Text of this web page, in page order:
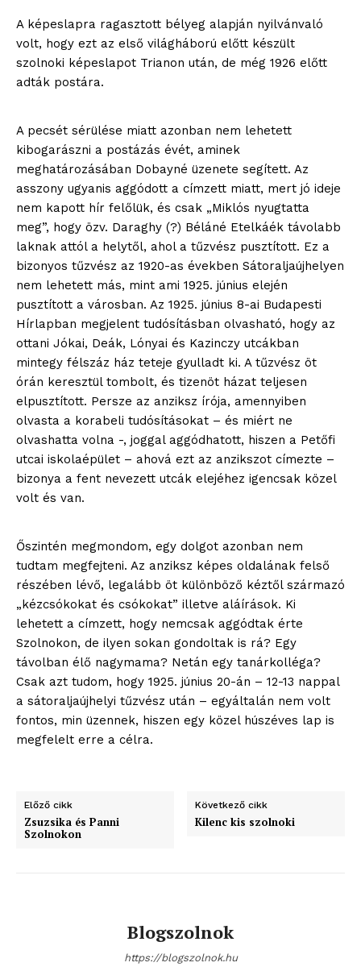
A képeslapra ragasztott bélyeg alapján nyilvánvaló
volt, hogy ezt az első világháború előtt készült
szolnoki képeslapot Trianon után, de még 1926 előtt
adták postára.
A pecsét sérülése miatt azonban nem lehetett
kibogarászni a postázás évét, aminek
meghatározásában Dobayné üzenete segített. Az
asszony ugyanis aggódott a címzett miatt, mert jó ideje
nem kapott hír felőlük, és csak „Miklós nyugtatta
meg”, hogy özv. Daraghy (?) Béláné Etelkáék távolabb
laknak attól a helytől, ahol a tűzvész pusztított. Ez a
bizonyos tűzvész az 1920-as években Sátoraljaújhelyen
nem lehetett más, mint ami 1925. június elején
pusztított a városban. Az 1925. június 8-ai Budapesti
Hírlapban megjelent tudósításban olvasható, hogy az
ottani Jókai, Deák, Lónyai és Kazinczy utcákban
mintegy félszáz ház teteje gyulladt ki. A tűzvész öt
órán keresztül tombolt, és tizenöt házat teljesen
elpusztított. Persze az anziksz írója, amennyiben
olvasta a korabeli tudósításokat – és miért ne
olvashatta volna -, joggal aggódhatott, hiszen a Petőfi
utcai iskolaépület – ahová ezt az anzikszot címezte –
bizonya a fent nevezett utcák elejéhez igencsak közel
volt és van.
Őszintén megmondom, egy dolgot azonban nem
tudtam megfejteni. Az anziksz képes oldalának felső
részében lévő, legalább öt különböző kéztől származó
„kézcsókokat és csókokat” illetve aláírások. Ki
lehetett a címzett, hogy nemcsak aggódtak érte
Szolnokon, de ilyen sokan gondoltak is rá? Egy
távolban élő nagymama? Netán egy tanárkolléga?
Csak azt tudom, hogy 1925. június 20-án – 12-13 nappal
a sátoraljaújhelyi tűzvész után – egyáltalán nem volt
fontos, min üzennek, hiszen egy közel húszéves lap is
megfelelt erre a célra.
Előző cikk
Zsuzsika és Panni
Szolnokon
Következő cikk
Kilenc kis szolnoki
Blogszolnok
https://blogszolnok.hu